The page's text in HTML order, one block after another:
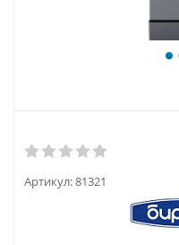
Артикул:81321